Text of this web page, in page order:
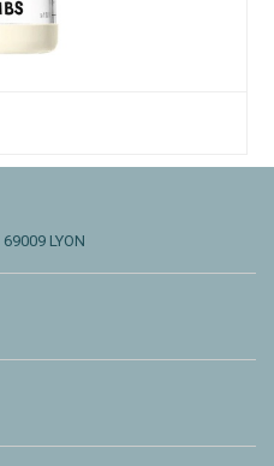
69009 LYON